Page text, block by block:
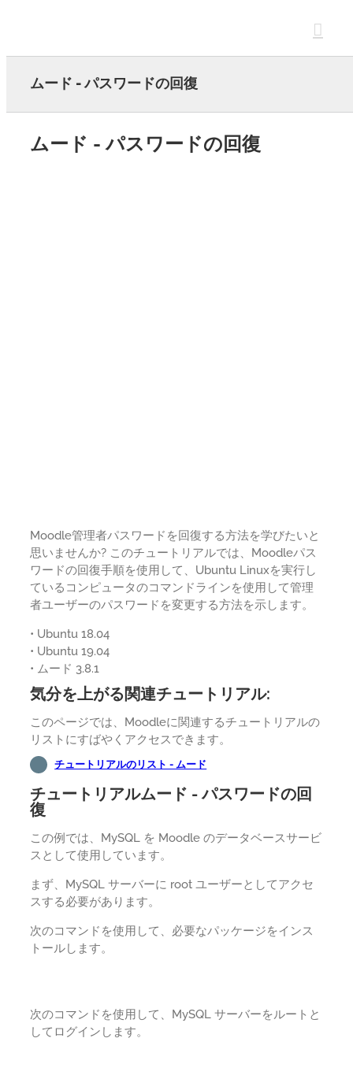
ムード - パスワードの回復
ムード - パスワードの回復
Moodle管理者パスワードを回復する方法を学びたいと
思いませんか? このチュートリアルでは、Moodleパス
ワードの回復手順を使用して、Ubuntu Linuxを実行し
ているコンピュータのコマンドラインを使用して管理
者ユーザーのパスワードを変更する方法を示します。
• Ubuntu 18.04
• Ubuntu 19.04
• ムード 3.8.1
気分を上がる関連チュートリアル:
このページでは、Moodleに関連するチュートリアルの
リストにすばやくアクセスできます。
チュートリアルのリスト - ムード
チュートリアルムード - パスワードの回
復
この例では、MySQL を Moodle のデータベースサービ
スとして使用しています。
まず、MySQL サーバーに root ユーザーとしてアクセ
スする必要があります。
次のコマンドを使用して、必要なパッケージをインス
トールします。
次のコマンドを使用して、MySQL サーバーをルートと
してログインします。